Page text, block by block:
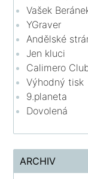
Vašek
YGraver
Andělské
Jen kluci
Calimero
Výhodný tisk
9.planeta
Dovolená
ARCHIV